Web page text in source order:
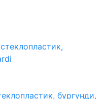
бургунди,